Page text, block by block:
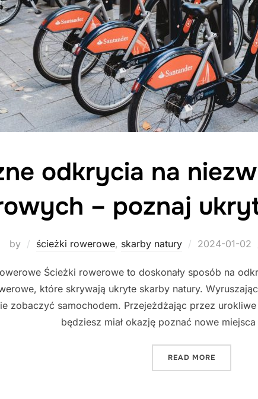
odkrycia na
– poznaj
by ścieżki rowerowe, skarby natury
Posted
2024-01-02
Ścieżki rowerowe to doskonały sposób na
które skrywają ukryte skarby natury.
zobaczyć samochodem. Przejeżdżając przez
będziesz miał okazję poznać nowe
READ MORE